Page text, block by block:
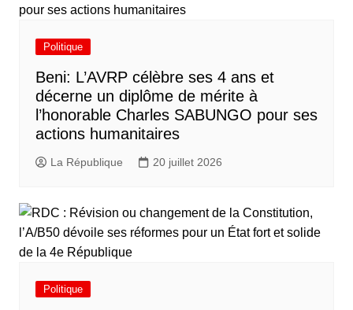
Politique
Beni: L’AVRP célèbre ses 4 ans et
décerne un diplôme de mérite à
l’honorable Charles SABUNGO pour ses
actions humanitaires
La République 20 juillet 2026
Politique